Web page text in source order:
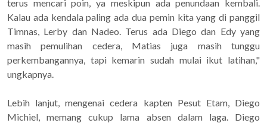
terus mencari poin, ya meskipun ada penundaan kembali.
Kalau ada kendala paling ada dua pemin kita yang di panggil
Timnas, Lerby dan Nadeo. Terus ada Diego dan Edy yang
masih pemulihan cedera, Matias juga masih tunggu
perkembangannya, tapi kemarin sudah mulai ikut latihan,"
ungkapnya.
Lebih lanjut, mengenai cedera kapten Pesut Etam, Diego
Michiel, memang cukup lama absen dalam laga. Diego